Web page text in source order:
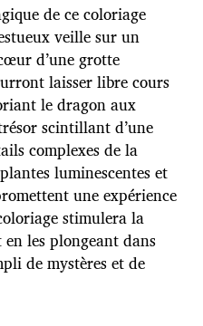
de ce coloriage
veille sur un
d’une grotte
laisser libre cours
le dragon aux
scintillant d’une
complexes de la
luminescentes et
une expérience
stimulera la
les plongeant dans
de mystères et de